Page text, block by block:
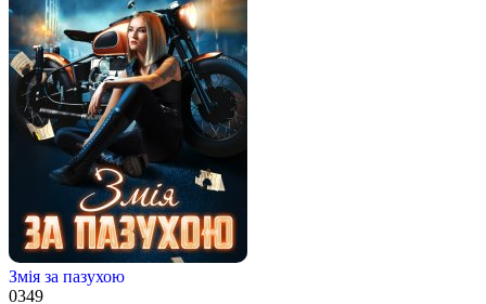
Змiя за пазухою
0349